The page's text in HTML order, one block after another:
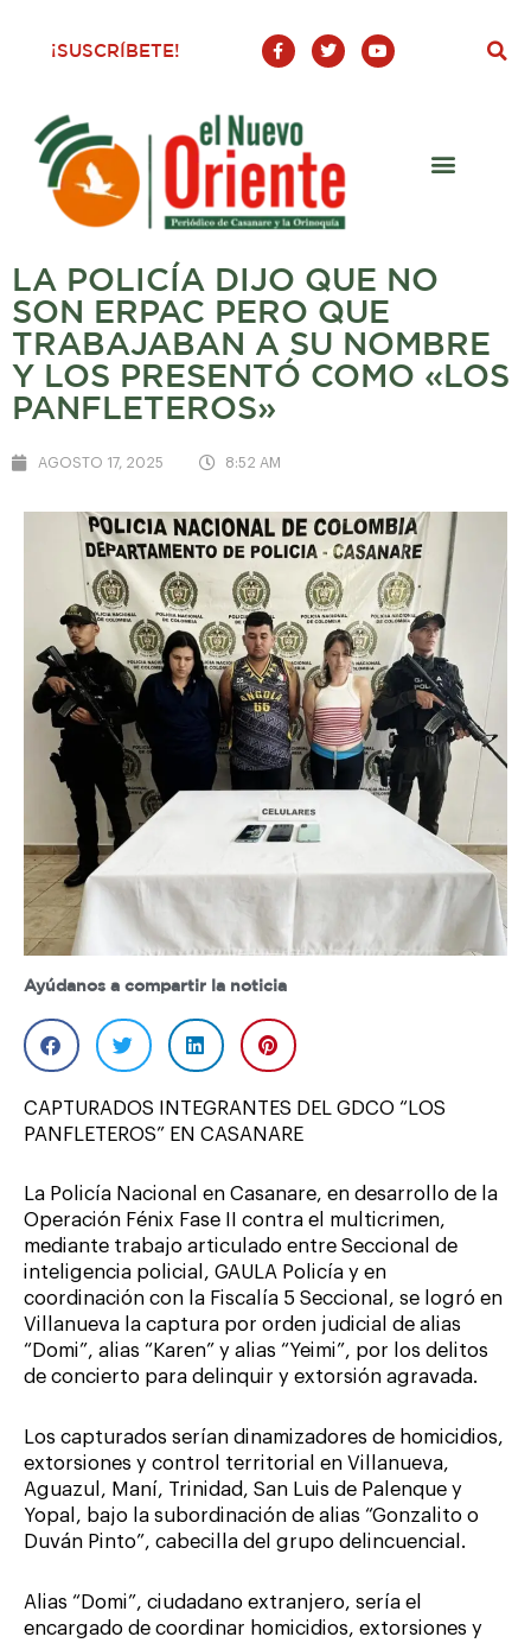
¡SUSCRÍBETE!
F
a
c
o
o
-
T
w
i
Y
o
u
LA POLICÍA DIJO QUE NO
SON ERPAC PERO QUE
TRABAJABAN A SU NOMBRE
Y LOS PRESENTÓ COMO «LOS
PANFLETEROS»
AGOSTO 17, 2025 8:52 AM
Ayúdanos a compartir la noticia
CAPTURADOS INTEGRANTES DEL GDCO “LOS
PANFLETEROS” EN CASANARE
La Policía Nacional en Casanare, en desarrollo de la
Operación Fénix Fase II contra el multicrimen,
mediante trabajo articulado entre Seccional de
inteligencia policial, GAULA Policía y en
coordinación con la Fiscalía 5 Seccional, se logró en
Villanueva la captura por orden judicial de alias
“Domi”, alias “Karen” y alias “Yeimi”, por los delitos
de concierto para delinquir y extorsión agravada.
Los capturados serían dinamizadores de homicidios,
extorsiones y control territorial en Villanueva,
Aguazul, Maní, Trinidad, San Luis de Palenque y
Yopal, bajo la subordinación de alias “Gonzalito o
Duván Pinto”, cabecilla del grupo delincuencial.
Alias “Domi”, ciudadano extranjero, sería el
encargado de coordinar homicidios, extorsiones y